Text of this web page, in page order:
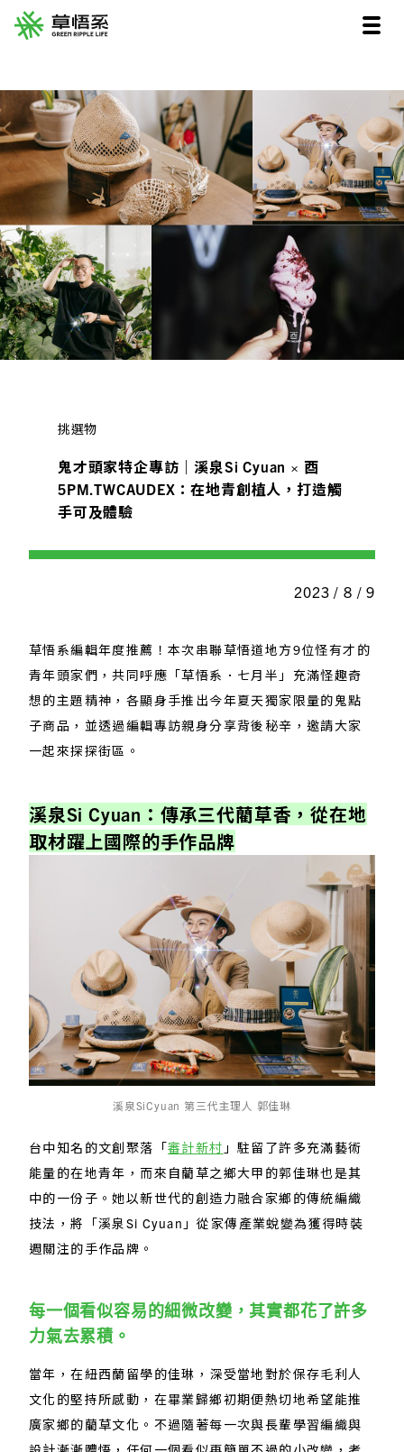
挑選物
鬼才頭家特企專訪｜溪泉Si Cyuan × 酉
5PM.TWCAUDEX：在地青創植人，打造觸
手可及體驗
2023 / 8 / 9
草悟系編輯年度推薦！本次串聯草悟道地方9位怪有才的
青年頭家們，共同呼應「草悟系．七月半」充滿怪趣奇
想的主題精神，各顯身手推出今年夏天獨家限量的鬼點
子商品，並透過編輯專訪親身分享背後秘辛，邀請大家
一起來探探街區。
溪泉Si Cyuan：傳承三代藺草香，從在地
取材躍上國際的手作品牌
溪泉SiCyuan 第三代主理人 郭佳琳
台中知名的文創聚落「審計新村 」駐留了許多充滿藝術
能量的在地青年，而來自藺草之鄉大甲的郭佳琳也是其
中的一份子。她以新世代的創造力融合家鄉的傳統編織
技法，將「溪泉Si Cyuan」從家傳產業蛻變為獲得時裝
週關注的手作品牌。
每一個看似容易的細微改變，其實都花了許多
力氣去累積。
當年，在紐西蘭留學的佳琳，深受當地對於保存毛利人
文化的堅持所感動，在畢業歸鄉初期便熱切地希望能推
廣家鄉的藺草文化。不過隨著每一次與長輩學習編織與